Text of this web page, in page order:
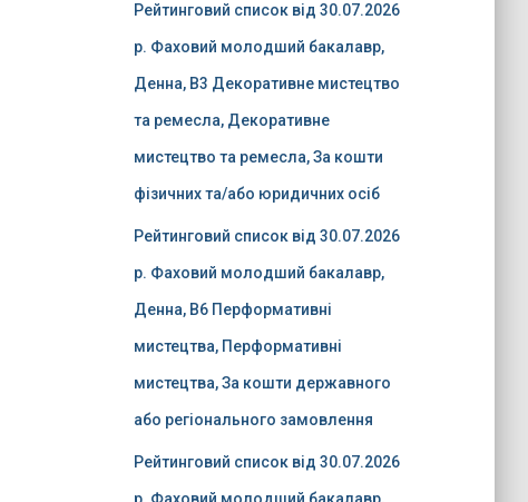
Рейтинговий список від 30.07.2026
р. Фаховий молодший бакалавр,
Денна, B3 Декоративне мистецтво
та ремесла, Декоративне
мистецтво та ремесла, За кошти
фізичних та/або юридичних осіб
Рейтинговий список від 30.07.2026
р. Фаховий молодший бакалавр,
Денна, B6 Перформативні
мистецтва, Перформативні
мистецтва, За кошти державного
або регіонального замовлення
Рейтинговий список від 30.07.2026